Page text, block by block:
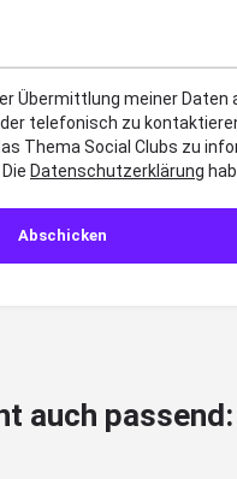
meiner Daten
telefonisch zu
Thema Social Clubs zu
Datenschutzerklärung
auch passend: